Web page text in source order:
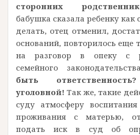
сторонних
бабушка сказала ребенку как
делать, отец отменил,
оснований, повторилось еще
на разговор в опеку с
семейного
быть
уголовной!Так же, такие
суду атмосферу
проживания с матерью,
подать иск в суд об